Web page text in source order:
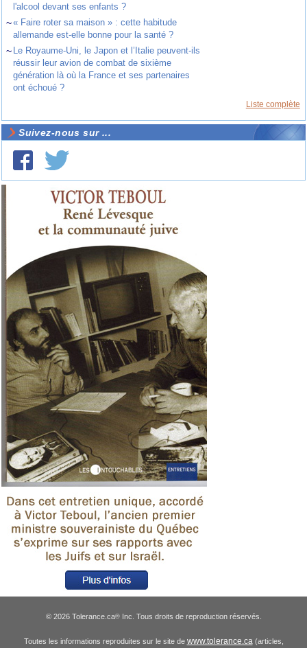
l'alcool devant ses enfants ?
~« Faire roter sa maison » : cette habitude
allemande est-elle bonne pour la santé ?
~ Le Royaume-Uni, le Japon et l’Italie peuvent-ils
réussir leur avion de combat de sixième
génération là où la France et ses partenaires
ont échoué ?
Liste complète
Suivez-nous sur ...
© 2026 Tolerance.ca®Inc. Tous droits de reproduction réservés.
Toutes les informations reproduites sur le site de www.tolerance.ca(articles,